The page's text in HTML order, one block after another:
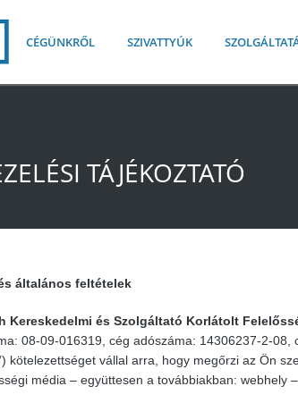
CÉGÜNKRŐL SZIVATTYÚK
TÁJÉKOZTATÓ
általános feltételek
Kereskedelmi és Szolgáltató Korlátolt
08-09-016319, cég adószáma: 14306237-2-
kötelezettséget vállal arra, hogy megőrzi az Ön
média – együttesen a továbbiakban: